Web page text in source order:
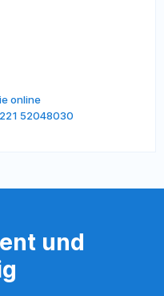
online
52048030
und